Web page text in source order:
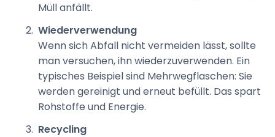
Müll anfällt.
Wiederverwendung
Wenn sich Abfall nicht vermeiden lässt, sollte
man versuchen, ihn wiederzuverwenden. Ein
typisches Beispiel sind Mehrwegflaschen: Sie
werden gereinigt und erneut befüllt. Das spart
Rohstoffe und Energie.
Recycling